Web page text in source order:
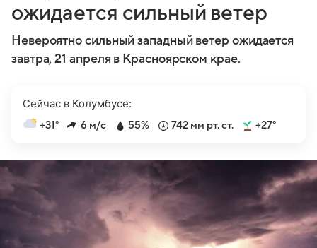
ожидается сильный ветер
Невероятно сильный западный ветер ожидается
завтра, 21 апреля в Красноярском крае.
Сейчас в Колумбусе:
+31° 6 м/с 55% 742 мм рт. ст. +27°